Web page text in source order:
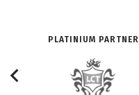
PLATINIUM PARTNER